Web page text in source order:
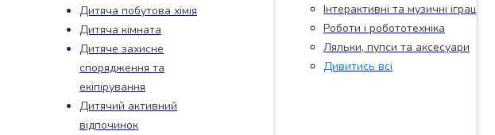
Бакалія
Олія
Макаронні
вироби
Сухі
сніданки
Їжа
Дитяча побутова хімія
Дитяча кімната
Дитяче захисне
спорядження та
екіпірування
Дитячий активний
відпочинок
Інтерактивні та музичні іграшки
Роботи і робототехніка
Ляльки, пупси та аксесуари
Дивитись всі